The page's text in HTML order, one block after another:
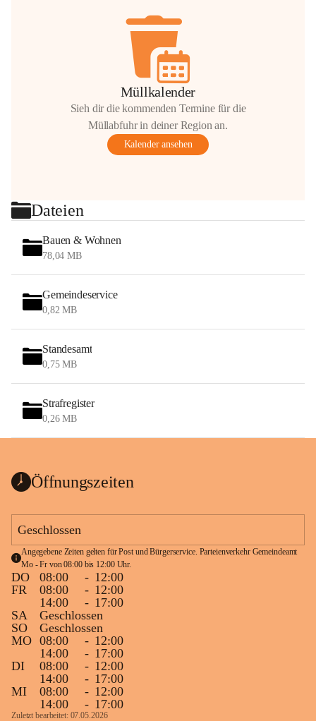
Müllkalender
Sieh dir die kommenden Termine für die
Müllabfuhr in deiner Region an.
Kalender ansehen
Dateien
Bauen & Wohnen
78,04 MB
Gemeindeservice
0,82 MB
Standesamt
0,75 MB
Strafregister
0,26 MB
Öffnungszeiten
Geschlossen
Angegebene Zeiten gelten für Post und Bürgerservice. Parteienverkehr Gemeindeamt
Mo - Fr von 08:00 bis 12:00 Uhr.
DO 08:00 - 12:00
FR
08:00 - 12:00
14:00
- 17:00
SA
Geschlossen
SO
Geschlossen
MO 08:00 - 12:00
14:00
- 17:00
DI
08:00 - 12:00
14:00
- 17:00
MI
08:00 - 12:00
14:00
- 17:00
Zuletzt bearbeitet: 07.05.2026